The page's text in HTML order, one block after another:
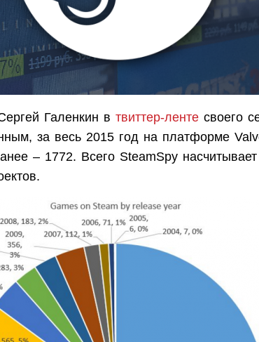
Галенкин в твиттер-ленте своего
за весь 2015 год на платформе
– 1772. Всего SteamSpy